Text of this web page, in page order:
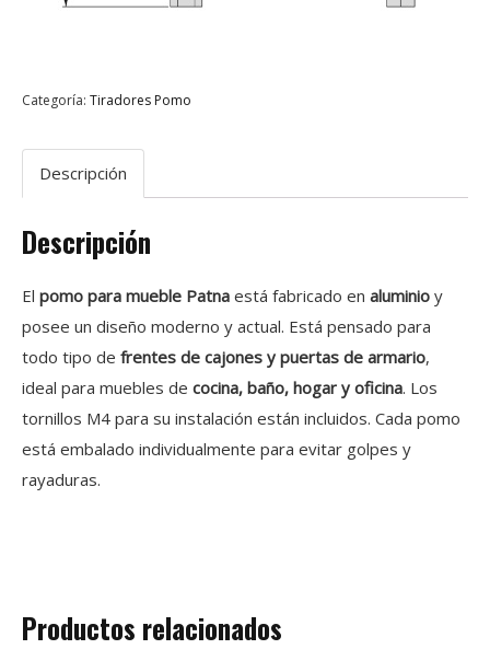
Categoría: Tiradores Pomo
Descripción
Descripción
El pomo para mueble Patna está fabricado en aluminio y
posee un diseño moderno y actual. Está pensado para
todo tipo de frentes de cajones y puertas de armario,
ideal para muebles de cocina, baño, hogar y oficina. Los
tornillos M4 para su instalación están incluidos. Cada pomo
está embalado individualmente para evitar golpes y
rayaduras.
Productos relacionados